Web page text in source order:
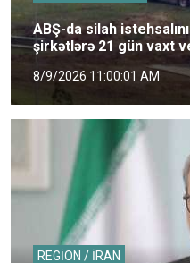
ABŞ-da silah
şirkətlərə 21 gün vaxt
8/9/2026 11:00:01 AM
REGİON / İRAN